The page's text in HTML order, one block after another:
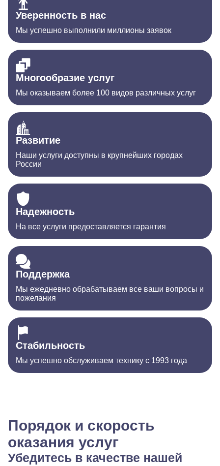
Уверенность в нас
Мы успешно выполнили миллионы заявок
Многообразие услуг
Мы оказываем более 100 видов различных услуг
Развитие
Наши услуги доступны в крупнейших городах
России
Надежность
На все услуги предоставляется гарантия
Поддержка
Мы ежедневно обрабатываем все ваши вопросы и
пожелания
Стабильность
Мы успешно обслуживаем технику с 1993 года
Порядок и скорость
оказания услуг
Убедитесь в качестве нашей